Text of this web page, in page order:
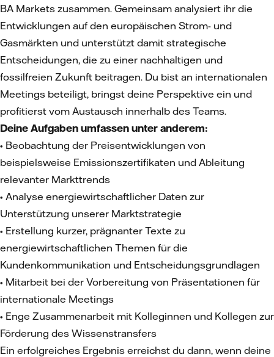
BA Markets zusammen. Gemeinsam analysiert ihr die
Entwicklungen auf den europäischen Strom- und
Gasmärkten und unterstützt damit strategische
Entscheidungen, die zu einer nachhaltigen und
fossilfreien Zukunft beitragen. Du bist an internationalen
Meetings beteiligt, bringst deine Perspektive ein und
profitierst vom Austausch innerhalb des Teams.
Deine Aufgaben umfassen unter anderem:
• Beobachtung der Preisentwicklungen von
beispielsweise Emissionszertifikaten und Ableitung
relevanter Markttrends
• Analyse energiewirtschaftlicher Daten zur
Unterstützung unserer Marktstrategie
• Erstellung kurzer, prägnanter Texte zu
energiewirtschaftlichen Themen für die
Kundenkommunikation und Entscheidungsgrundlagen
• Mitarbeit bei der Vorbereitung von Präsentationen für
internationale Meetings
• Enge Zusammenarbeit mit Kolleginnen und Kollegen zur
Förderung des Wissenstransfers
Ein erfolgreiches Ergebnis erreichst du dann, wenn deine